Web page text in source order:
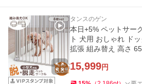
タンスのゲン
本日+5% ペットサー
ト 犬用 おしゃれ ド
拡張 組み替え 高さ
15,999円